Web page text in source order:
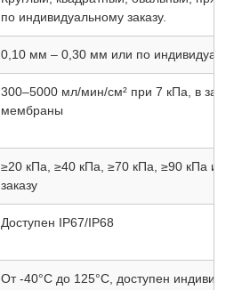
по индивидуальному заказу.
0,10 мм – 0,30 мм или по
300–5000 мл/мин/см² при 7 кПа, в
мембраны
≥20 кПа, ≥40 кПа, ≥70 кПа, ≥90 кПа или
заказу
Доступен IP67/IP68
От -40°C до 125°C, доступен